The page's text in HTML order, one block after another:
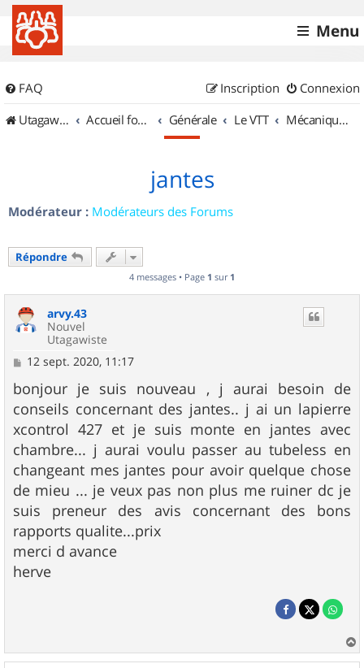
Menu
FAQ Connexion
Inscription
UtagawaVTT (Randos VTT et VTTAE avec traces GPS)
Accueil forum Générale Le VTT Mécanique et Entretiens
jantes
Modérateur : Modérateurs des Forums
Répondre
4 messages • Page 1 sur 1
arvy.43
Nouvel
Utagawiste
M
s
s
a
g
e
12 sept. 2020, 11:17
bonjour je suis nouveau , j aurai besoin de
conseils concernant des jantes.. j ai un lapierre
xcontrol 427 et je suis monte en jantes avec
chambre... j aurai voulu passer au tubeless en
changeant mes jantes pour avoir quelque chose
de mieu ... je veux pas non plus me ruiner dc je
suis preneur des avis concernant des bons
rapports qualite...prix
merci d avance
herve
a